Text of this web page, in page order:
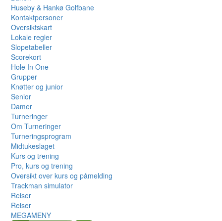
Huseby & Hankø Golfbane
Kontaktpersoner
Oversiktskart
Lokale regler
Slopetabeller
Scorekort
Hole In One
Grupper
Knøtter og junior
Senior
Damer
Turneringer
Om Turneringer
Turneringsprogram
Midtukeslaget
Kurs og trening
Pro, kurs og trening
Oversikt over kurs og påmelding
Trackman simulator
Reiser
Reiser
MEGAMENY